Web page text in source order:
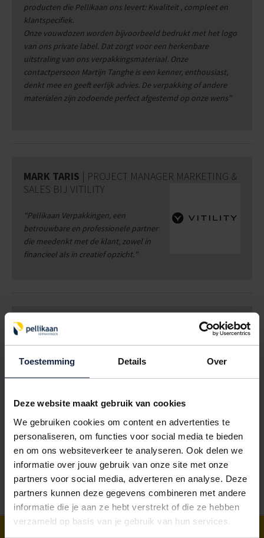
Toestemming Details Over
Deze website maakt gebruik van cookies
We gebruiken cookies om content en advertenties te
personaliseren, om functies voor social media te bieden
en om ons websiteverkeer te analyseren. Ook delen we
informatie over jouw gebruik van onze site met onze
partners voor social media, adverteren en analyse. Deze
partners kunnen deze gegevens combineren met andere
informatie die je aan ze hebt verstrekt of die ze hebben
verzameld op basis van je gebruik van hun services.
producten die Pellikaan ons levert: Kwaliteit , compleet en
klantspecifiek.
Onze vouwdozen worden bijvoorbeeld bedrukt met het logo
van ons private label. Dat zorgt voor een herkenbare
uitstraling van ons verpakkingsmateriaal. Onze
contactpersoon Martijn Tanghe is een kenner, enthousiast,
denkt mee en geeft eerlijk advies. De verpakking of andere
materialen zijn zodoende perfect afgestemd op onze wens"
MARK TARIS | PROJECT MANAGER MARKETING &
SALES BIJ VITILITY
"Pellikaan Verpakkingen, een
betrouwbare en professionele partner
die meedenkt met de klant, zowel in
financieel als in creatief opzicht."
WOUTER SLOB
VERTISIGN
" Alleen maar lof voor de klantvriendelijkheid van Pellikaan
Verpakkingen. Vanaf de eerste kennismaking, het uitwerken
verpakkingen. Mensen die begrijpen dat relaties niet alleem
om prijs draait, maar dat het contact en de kwaliteit van
doorslaggevende waarde kunnen zijn. Samen hebben we een
prachtig eindresultaat neer weten te zetten waarmee we vol
trots ons eindproduct bij de klant kunnen afleveren.”